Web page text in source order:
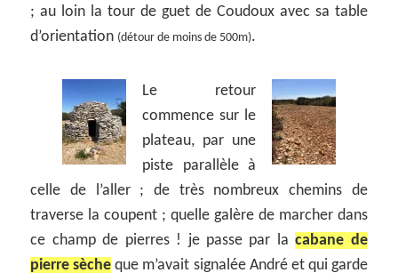
; au loin la tour de guet de Coudoux avec sa table
d’orientation (détour de moins de 500m).
Le retour
commence sur le
plateau, par une
piste parallèle à
celle de l’aller ; de très nombreux chemins de
traverse la coupent ; quelle galère de marcher dans
ce champ de pierres ! je passe par lacabane de
pierre sèche que m’avait signalée André et qui garde